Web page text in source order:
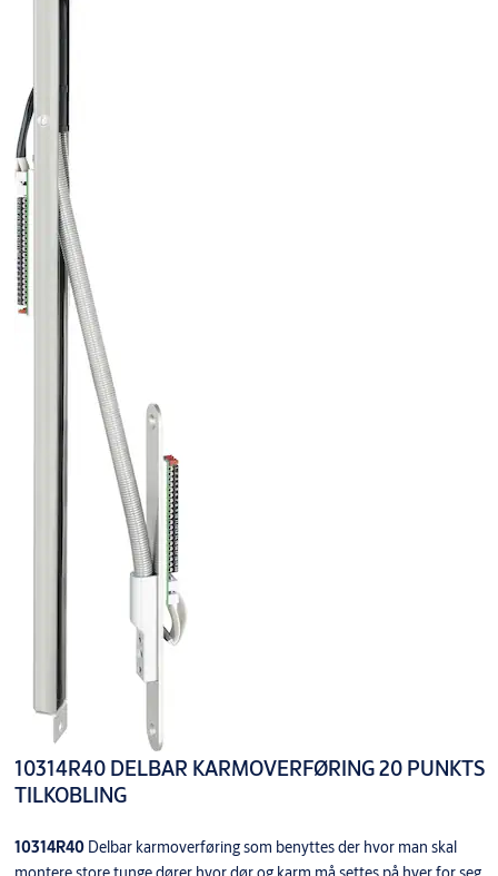
10314R40 DELBAR KARMOVERFØRING 20 PUNKTS
TILKOBLING
10314R40 Delbar karmoverføring som benyttes der hvor man skal